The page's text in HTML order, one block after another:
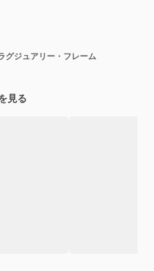
グジュアリー・フレーム
見る